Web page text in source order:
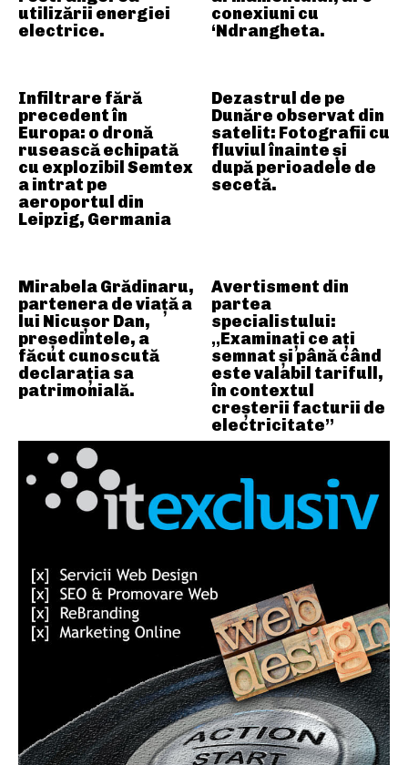
utilizării energiei
electrice.
conexiuni cu
‘Ndrangheta.
Infiltrare fără
precedent în
Europa: o dronă
rusească echipată
cu explozibil Semtex
a intrat pe
aeroportul din
Leipzig, Germania
Dezastrul de pe
Dunăre observat din
satelit: Fotografii cu
fluviul înainte și
după perioadele de
secetă.
Mirabela Grădinaru,
partenera de viață a
lui Nicușor Dan,
președintele, a
făcut cunoscută
declarația sa
patrimonială.
Avertisment din
partea
specialistului:
„Examinați ce ați
semnat și până când
este valabil tarifull,
în contextul
creșterii facturii de
electricitate”